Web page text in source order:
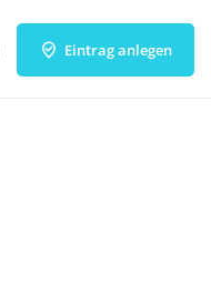
Eintrag anlegen